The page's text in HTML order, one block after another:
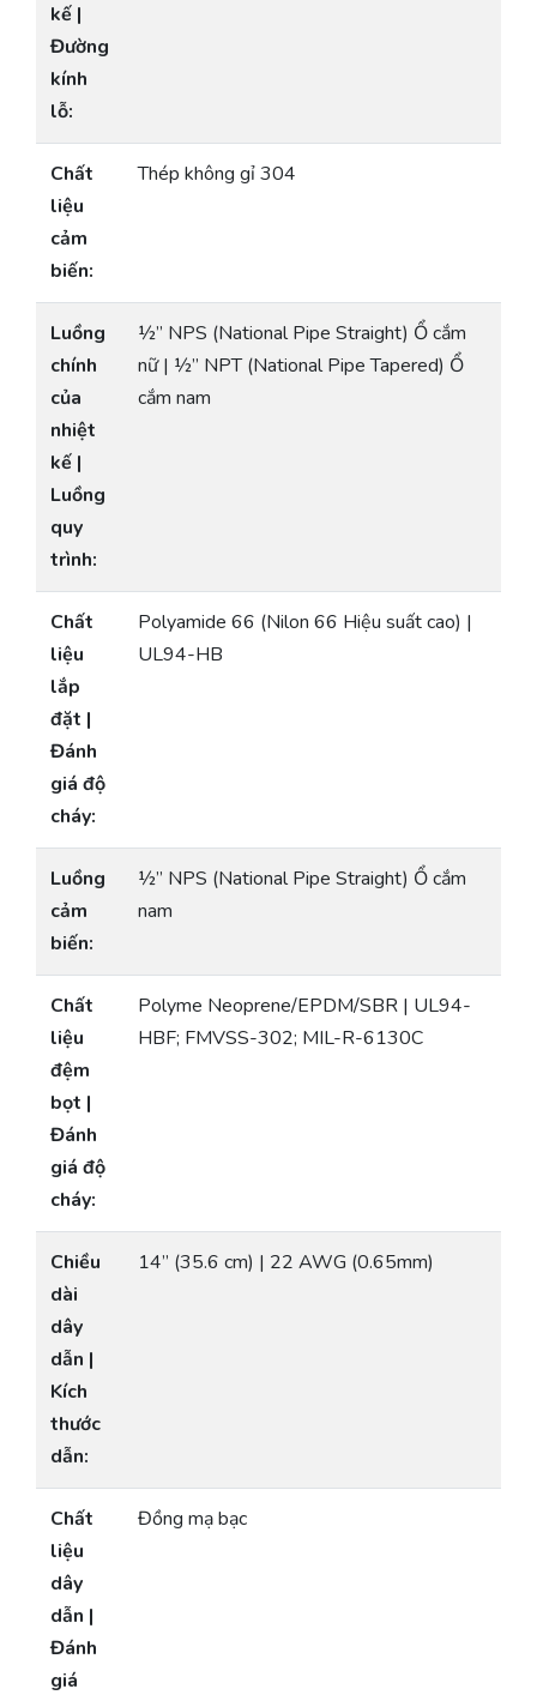
kế |
Đường
kính
lỗ:
Chất
liệu
cảm
biến:
Thép không gỉ 304
Luồng
chính
của
nhiệt
kế |
Luồng
quy
trình:
½” NPS (National Pipe Straight) Ổ cắm
nữ | ½” NPT (National Pipe Tapered) Ổ
cắm nam
Chất
liệu
lắp
đặt |
Đánh
giá độ
cháy:
Polyamide 66 (Nilon 66 Hiệu suất cao) |
UL94-HB
Luồng
cảm
biến:
½” NPS (National Pipe Straight) Ổ cắm
nam
Chất
liệu
đệm
bọt |
Đánh
giá độ
cháy:
Polyme Neoprene/EPDM/SBR | UL94-
HBF; FMVSS-302; MIL-R-6130C
Chiều
dài
dây
dẫn |
Kích
thước
dẫn:
14” (35.6 cm) | 22 AWG (0.65mm)
Chất
liệu
dây
dẫn |
Đánh
giá
Đồng mạ bạc